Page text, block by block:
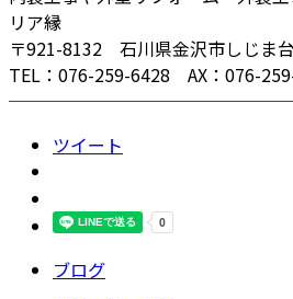
リア縁
〒921-8132 石川県金沢市しじま
TEL：076-259-6428 AX：076-
ツイート
ブログ